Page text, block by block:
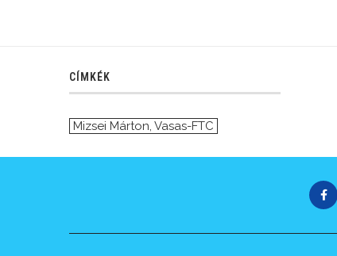
CÍMKÉK
Mizsei Márton, Vasas-FTC